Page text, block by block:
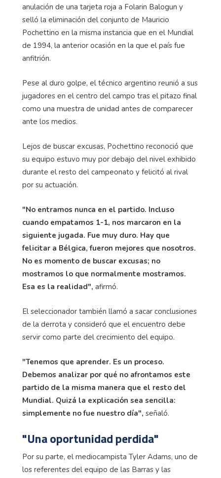
anulación de una tarjeta roja a Folarin Balogun y
selló la eliminación del conjunto de Mauricio
Pochettino en la misma instancia que en el Mundial
de 1994, la anterior ocasión en la que el país fue
anfitrión.
Pese al duro golpe, el técnico argentino reunió a sus
jugadores en el centro del campo tras el pitazo final
como una muestra de unidad antes de comparecer
ante los medios.
Lejos de buscar excusas, Pochettino reconoció que
su equipo estuvo muy por debajo del nivel exhibido
durante el resto del campeonato y felicitó al rival
por su actuación.
"No entramos nunca en el partido. Incluso
cuando empatamos 1-1, nos marcaron en la
siguiente jugada. Fue muy duro. Hay que
felicitar a Bélgica, fueron mejores que nosotros.
No es momento de buscar excusas; no
mostramos lo que normalmente mostramos.
Esa es la realidad", afirmó.
El seleccionador también llamó a sacar conclusiones
de la derrota y consideró que el encuentro debe
servir como parte del crecimiento del equipo.
"Tenemos que aprender. Es un proceso.
Debemos analizar por qué no afrontamos este
partido de la misma manera que el resto del
Mundial. Quizá la explicación sea sencilla:
simplemente no fue nuestro día", señaló.
"Una oportunidad perdida"
Por su parte, el mediocampista Tyler Adams, uno de
los referentes del equipo de las Barras y las